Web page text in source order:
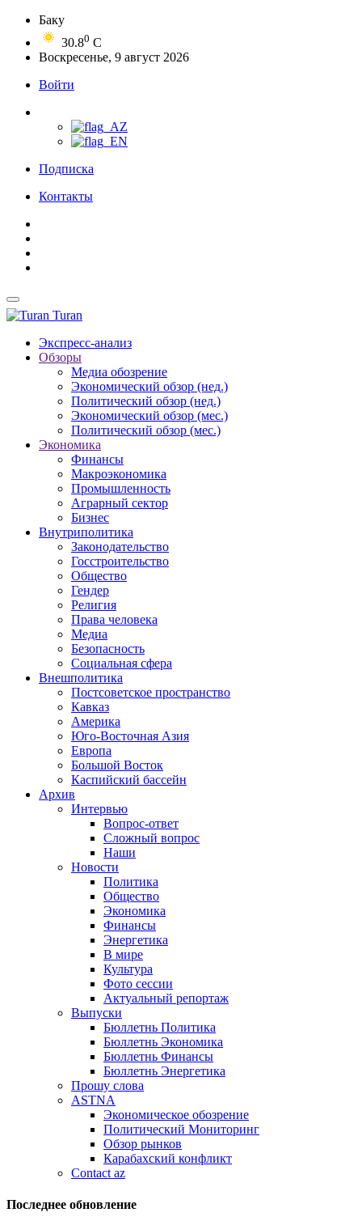
Баку
30.80 C
Воскресенье, 9 август 2026
Войти
Подписка
Контакты
Turan
Экспресс-анализ
Обзоры
Медиа обозрение
Экономический обзор (нед.)
Политический обзор (нед.)
Экономический обзор (мес.)
Политический обзор (мес.)
Экономика
Финансы
Макроэкономика
Промышленность
Аграрный сектор
Бизнес
Внутриполитика
Законодательство
Госстроительство
Общество
Гендер
Религия
Права человека
Медиа
Безопасность
Социальная сфера
Внешполитика
Постсоветское пространство
Кавказ
Америка
Юго-Восточная Азия
Европа
Большой Восток
Каспийский бассейн
Архив
Интервью
Вопрос-ответ
Сложный вопрос
Наши
Новости
Политика
Общество
Экономика
Финансы
Энергетика
В мире
Культура
Фото сессии
Актуальный репортаж
Выпуски
Бюллетнь Политика
Бюллетнь Экономика
Бюллетнь Финансы
Бюллетнь Энергетика
Прошу слова
ASTNA
Экономическое обозрение
Политический Мониторинг
Обзор рынков
Карабахский конфликт
Contact az
Последнее обновление